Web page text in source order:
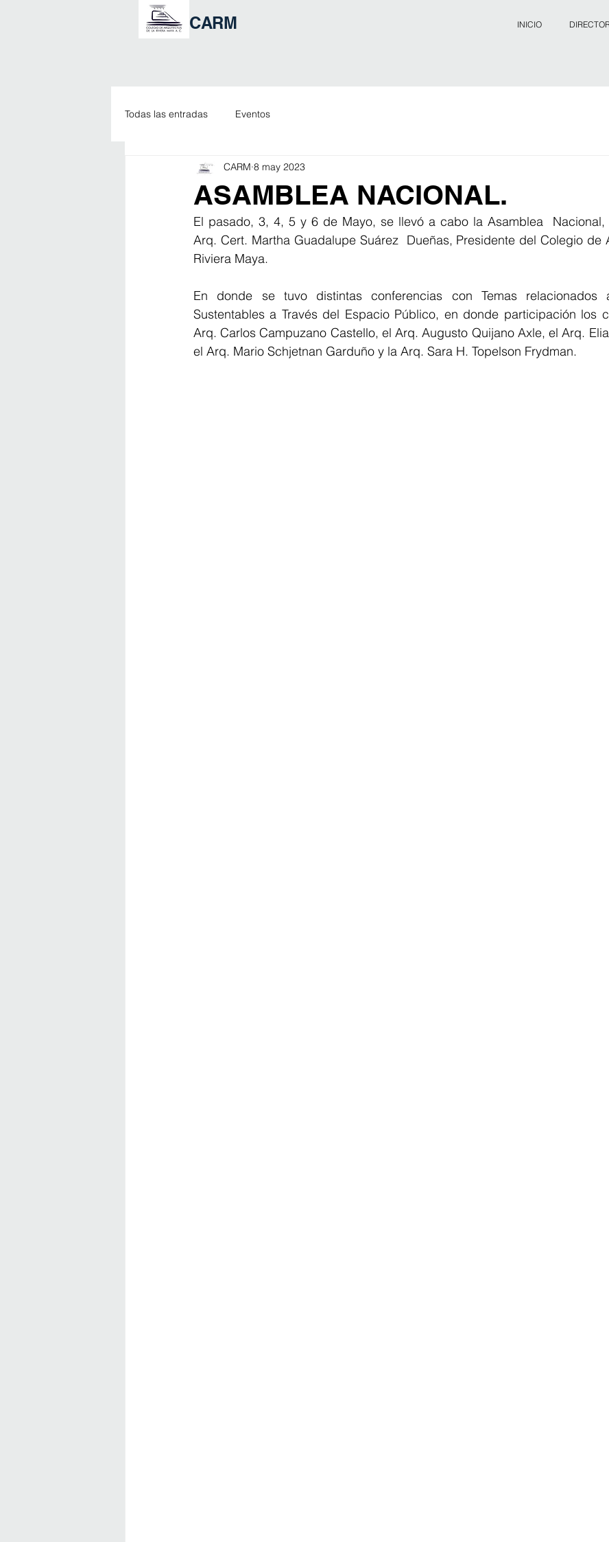
CARM INICIO
Todas las entradas Eventos
ASAMBLEA NACIONAL.
CARM 8 may 2023
El pasado, 3, 4, 5 y 6 de Mayo, se llevó a cabo la Asamblea
Arq. Cert. Martha Guadalupe Suárez  Dueñas, Presidente del Colegio de
Riviera Maya.
En donde se tuvo distintas conferencias con Temas relacionados
Sustentables a Través del Espacio Público, en donde participación los
Arq. Carlos Campuzano Castello, el Arq. Augusto Quijano Axle, el Arq.
el Arq. Mario Schjetnan Garduño y la Arq. Sara H. Topelson Frydman.